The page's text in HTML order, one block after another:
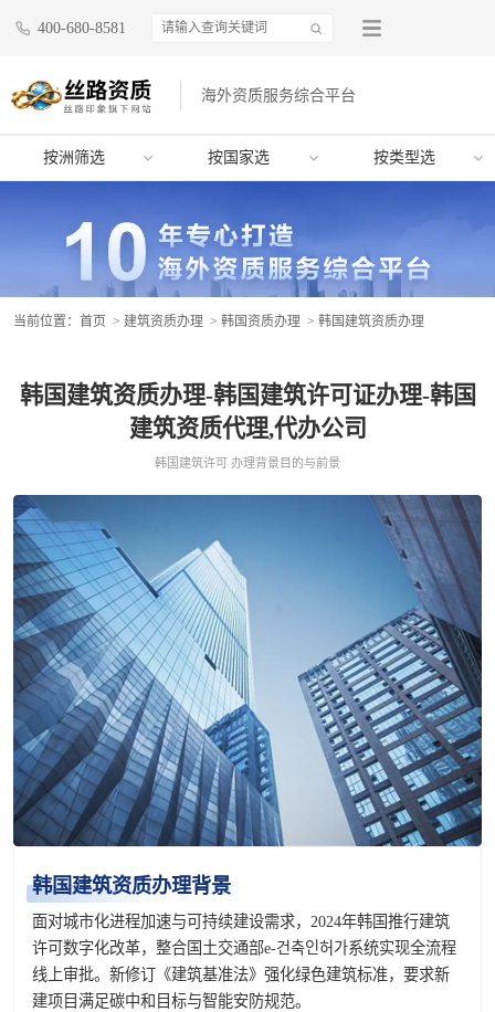
400-680-8581
海外资质服务综合平台
按洲筛选 按国家选 按类型选
当前位置： 首页 > 建筑资质办理 > 韩国资质办理 > 韩国建筑资质办理
韩国建筑资质办理-韩国建筑许可证办理-韩国
建筑资质代理,代办公司
韩国建筑许可 办理背景目的与前景
韩国建筑资质办理背景
面对城市化进程加速与可持续建设需求，2024年韩国推行建筑
许可数字化改革，整合国土交通部e-건축인허가系统实现全流程
线上审批。新修订《建筑基准法》强化绿色建筑标准，要求新
建项目满足碳中和目标与智能安防规范。